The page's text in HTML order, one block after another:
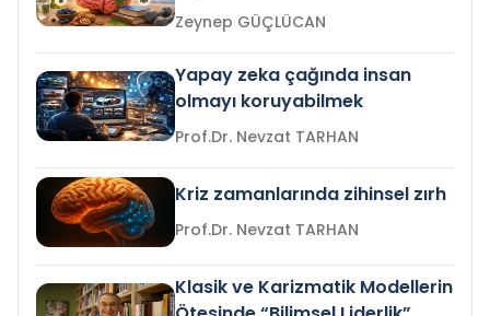
Zeynep GÜÇLÜCAN
Yapay zeka çağında insan
olmayı koruyabilmek
Prof.Dr. Nevzat TARHAN
Kriz zamanlarında zihinsel zırh
Prof.Dr. Nevzat TARHAN
Klasik ve Karizmatik Modellerin